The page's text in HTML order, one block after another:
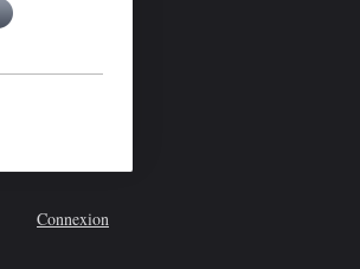
Connexion